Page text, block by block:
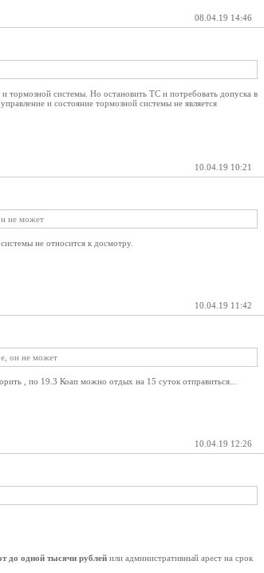
08.04.19 14:46
системы. Но остановить ТС и потребовать допуска в
и состояние тормозной системы не является
10.04.19 10:21
не может
не относится к досмотру.
10.04.19 11:42
он не может
, по 19.3 Коап можно отдых на 15 суток отправиться...
10.04.19 12:26
до одной тысячи рублей или административный арест на срок